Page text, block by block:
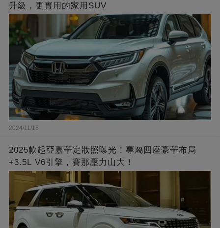
升級，更實用的家用SUV
2024/11/18
2025款起亞嘉華定妝照曝光！專屬四座豪華布局
+3.5L V6引擎，賽那壓力山大！